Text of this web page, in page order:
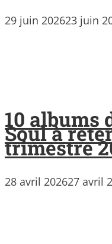
29 juin 202623 juin
10 albums
Soul à
trimestre
28 avril 202627 avril